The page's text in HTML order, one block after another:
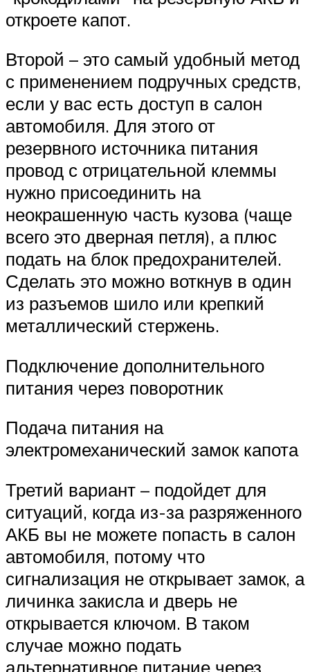
откроете капот.
Второй – это самый удобный метод
с применением подручных средств,
если у вас есть доступ в салон
автомобиля. Для этого от
резервного источника питания
провод с отрицательной клеммы
нужно присоединить на
неокрашенную часть кузова (чаще
всего это дверная петля), а плюс
подать на блок предохранителей.
Сделать это можно воткнув в один
из разъемов шило или крепкий
металлический стержень.
Подключение дополнительного
питания через поворотник
Подача питания на
электромеханический замок капота
Третий вариант – подойдет для
ситуаций, когда из-за разряженного
АКБ вы не можете попасть в салон
автомобиля, потому что
сигнализация не открывает замок, а
личинка закисла и дверь не
открывается ключом. В таком
случае можно подать
альтернативное питание через